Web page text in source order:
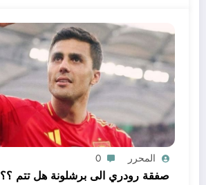
المحرر 0
صفقة رودري الى برشلونة هل تتم ؟؟